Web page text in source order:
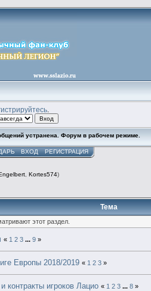
устранена. Форум в рабочем режиме.
ВХОД РЕГИСТРАЦИЯ
, Kortes574)
Тема
этот раздел.
« 1 2 3 ... 9»
Европы 2018/2019 « 1 2 3»
контракты игроков Лацио « 1 2 3 ... 8»